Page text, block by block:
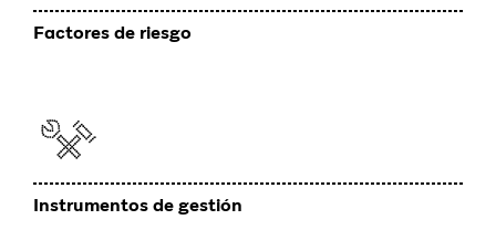
Factores de riesgo
Instrumentos de gestión